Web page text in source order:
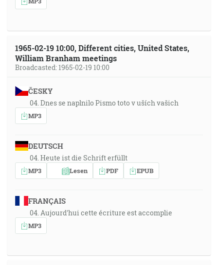
1965-02-19 10:00, Different cities, United States,
William Branham meetings
Broadcasted: 1965-02-19 10:00
ČESKY
04. Dnes se naplnilo Pismo toto v uších vašich
MP3
DEUTSCH
04. Heute ist die Schrift erfüllt
MP3 Lesen PDF EPUB
FRANÇAIS
04. Aujourd'hui cette écriture est accomplie
MP3